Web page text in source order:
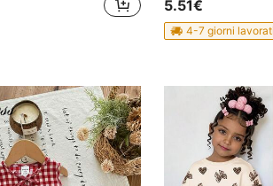
5.51€
4-7 giorni